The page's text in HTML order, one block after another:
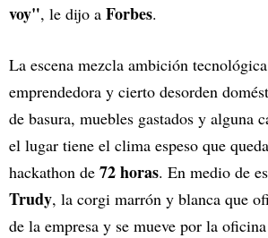
voy", le dijo a Forbes.
La escena mezcla ambición
emprendedora y cierto desorden
de basura, muebles gastados y alguna
el lugar tiene el clima espeso que
hackathon de 72 horas. En medio de
Trudy, la corgi marrón y blanca que
de la empresa y se mueve por la